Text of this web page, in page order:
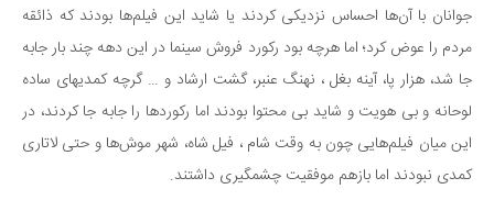
جوانان با آن‌ها احساس نزدیکی کردند یا شاید این فیلم‌ها بودند که ذائقه
مردم را عوض کرد؛ اما هرچه بود رکورد فروش سینما در این دهه چند بار جابه
جا شد، هزار پا، آینه بغل ، نهنگ عنبر، گشت ارشاد و … گرچه کمدی‎های ساده
لوحانه و بی هویت و شاید بی محتوا بودند اما رکوردها را جابه جا کردند، در
این میان فیلم‌هایی چون به وقت شام ، فیل شاه، شهر موش‌ها و حتی لاتاری
کمدی نبودند اما بازهم موفقیت چشمگیری داشتند.